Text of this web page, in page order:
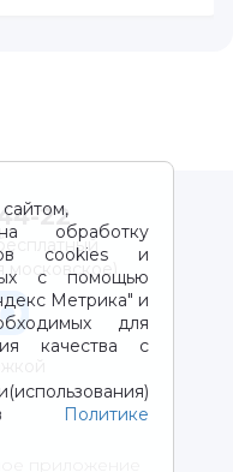
обработку
cookies и
с помощью
Метрика" и
для
качества с
в
Политике
22
московское)